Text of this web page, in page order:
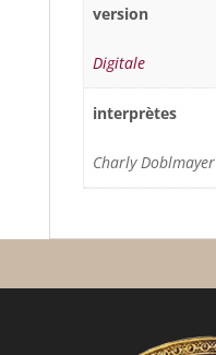
version
Digitale
interprètes
Charly Doblmayer